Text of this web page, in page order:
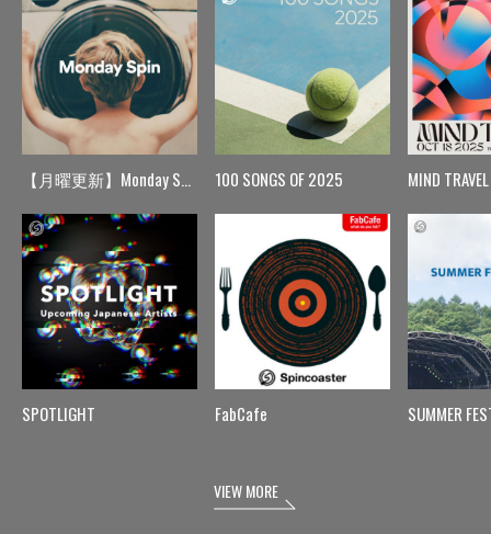
【月曜更新】Monday Spin
SPOTLIGHT
100 SONGS OF 2025
FabCafe
MIND TRAVEL
SUMMER
VIEW MORE